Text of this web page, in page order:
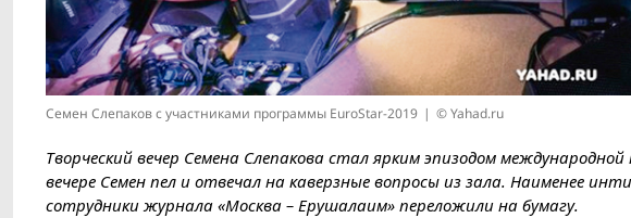
Семен Слепаков с участниками программы EuroStar-2019 © Yahad.ru
Творческий вечер Семена Слепакова стал ярким эпизодом
вечере Семен пел и отвечал на каверзные вопросы из зала. Наименее
сотрудники журнала «Москва – Ерушалаим» переложили на бумагу.